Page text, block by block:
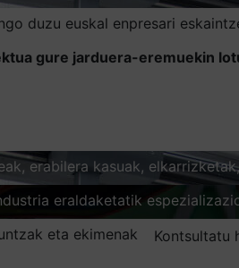
duzu euskal enpresari
gure jarduera-eremuekin
erabilera kasuak,
eraldaketatik
eta ekimenak
Kontsultatu